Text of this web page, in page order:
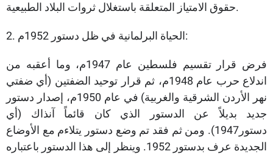
حقوق الامتياز المتعلقة باستغلال ثروات البلاد الطبيعية.
2. الحياة البرلمانية في ظل دستور 1952م:
فرض قرار تقسيم فلسطين عام 1947م، وما أعقبه من
اندلاع حرب عام 1948م، ثم قرار توحيد الضفتين (أي ضفتي
نهر الأردن الشرقية والغربية) في عام 1950م، إصدار دستور
جديد بديلاً عن الدستور الذي كان قائماً آنذاك (أي
دستور1947). ومن ثم فقد تم وضع دستور يتلاءم مع الأوضاع
الجديدة عرف بدستور 1952. وينظر إلى هذا الدستور باعتباره